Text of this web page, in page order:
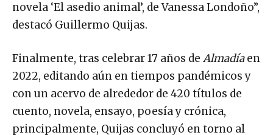
novela ‘El asedio animal’, de Vanessa Londoño”,
destacó Guillermo Quijas.
Finalmente, tras celebrar 17 años de Almadíaen
2022, editando aún en tiempos pandémicos y
con un acervo de alrededor de 420 títulos de
cuento, novela, ensayo, poesía y crónica,
principalmente, Quijas concluyó en torno al